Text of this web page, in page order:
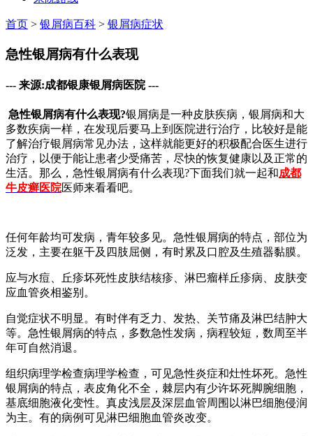
首页 > 银屑病百科 > 银屑病症状
急性银屑病有什么表现
--- 来源:成都银康银屑病医院 ---
急性银屑病有什么表现?银屑病是一种皮肤疾病，银屑病和大
多数疾病一样，在发现后要马上到医院进行治疗，比较好是能
了解治疗银屑病常见办法，这样就能更好的积极配合医生进行
治疗，以便于能让患者少受痛苦，尽快的恢复健康以及正常的
生活。那么，急性银屑病有什么表现?下面我们就一起和成都
牛皮癣医院医师来看看吧。
任何年龄均可发病，青年较多见。急性银屑病的特点，部位为
泛发，主要在躯干及四肢屈侧，有时累及口腔及生殖器黏膜。
应与水痘、丘疹坏死性皮肤结核疹、淋巴瘤样丘疹病、皮肤变
应血管炎相鉴别。
自觉症状不明显。有时伴有乏力、发热、关节痛及淋巴结肿大
等。急性银屑病的特点，多数急性发病，病程较短，数周至半
年可自然消退。
组织病理学检查病理学检查，可见急性炎症和灶性坏死。急性
银屑病的特点，表皮角化不全，棘层内有少许坏死脚腕细胞，
基底细胞液化变性。真皮浅层及深层血管周围以淋巴细胞侵润
为主。有的病例可见淋巴细胞血管炎改变。